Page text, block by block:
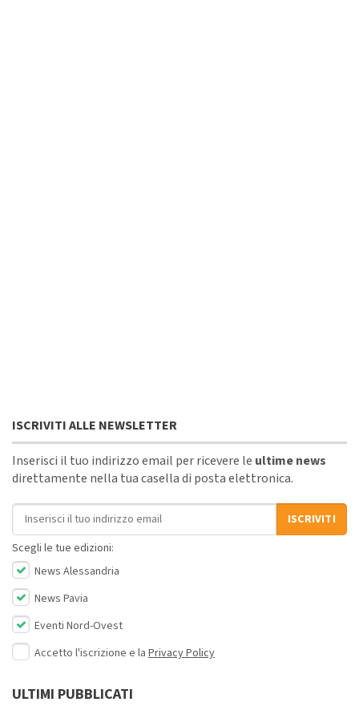
ISCRIVITI ALLE NEWSLETTER
Inserisci il tuo indirizzo email per ricevere le ultime news
direttamente nella tua casella di posta elettronica.
Indirizzo email
ISCRIVITI
Scegli le tue edizioni:
News Alessandria
News Pavia
Eventi Nord-Ovest
Accetto l'iscrizione e la Privacy Policy
ULTIMI PUBBLICATI